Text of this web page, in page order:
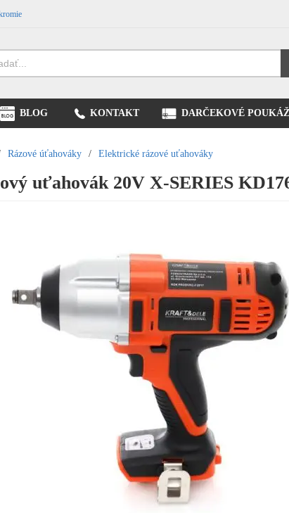
BLOG KONTAKT DARČEKOVÉ
Rázové úťahováky / Elektrické rázové uťahováky
uťahovák 20V X-SERIES